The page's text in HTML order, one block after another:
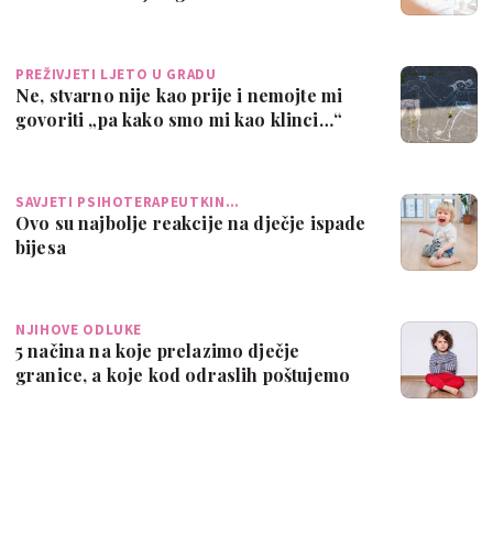
PREŽIVJETI LJETO U GRADU
Ne, stvarno nije kao prije i nemojte mi
govoriti „pa kako smo mi kao klinci…“
SAVJETI PSIHOTERAPEUTKIN…
Ovo su najbolje reakcije na dječje ispade
bijesa
NJIHOVE ODLUKE
5 načina na koje prelazimo dječje
granice, a koje kod odraslih poštujemo